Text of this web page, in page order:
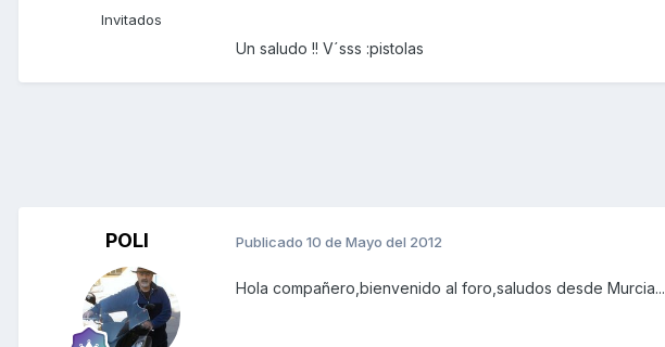
Invitados
Un saludo !! V´sss :pistolas
POLI Publicado 10 de Mayo del 2012
Hola compañero,bienvenido al foro,saludos desde Murcia...